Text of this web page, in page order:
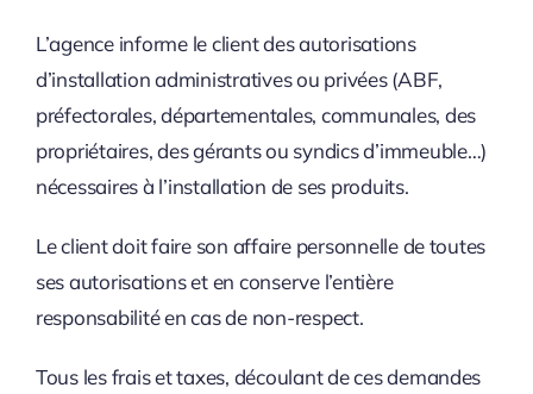
L’agence informe le client des autorisations
d’installation administratives ou privées (ABF,
préfectorales, départementales, communales, des
propriétaires, des gérants ou syndics d’immeuble…)
nécessaires à l’installation de ses produits.
Le client doit faire son affaire personnelle de toutes
ses autorisations et en conserve l’entière
responsabilité en cas de non-respect.
Tous les frais et taxes, découlant de ces demandes